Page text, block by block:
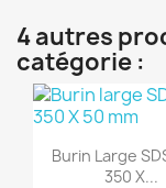
4 autres
catégorie :
Aperçu
Burin Large
350 X...